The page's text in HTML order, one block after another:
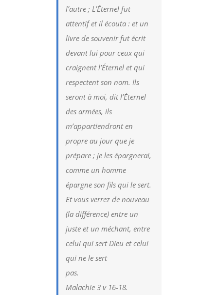
l’autre ; L’Éternel fut
attentif et il écouta : et un
livre de souvenir fut écrit
devant lui pour ceux qui
craignent l’Éternel et qui
respectent son nom. Ils
seront à moi, dit l’Éternel
des armées, ils
m’appartiendront en
propre au jour que je
prépare ; je les épargnerai,
comme un homme
épargne son fils qui le sert.
Et vous verrez de nouveau
(la différence) entre un
juste et un méchant, entre
celui qui sert Dieu et celui
qui ne le sert
Malachie 3 v 16-18.